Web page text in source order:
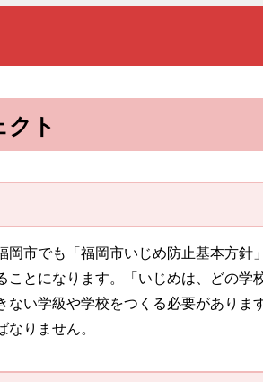
ト
市でも「福岡市いじめ防止基本方針
とになります。「いじめは、どの学
い学級や学校をつくる必要がありま
りません。